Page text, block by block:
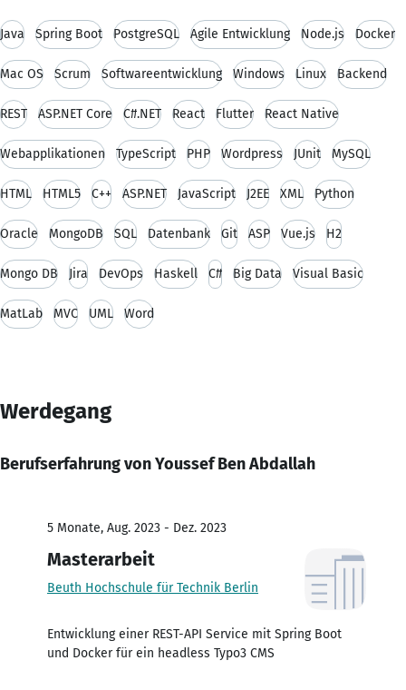
Java Spring Boot PostgreSQL Agile Entwicklung Node.js Docker
Mac OS Scrum Softwareentwicklung Windows Linux Backend
REST ASP.NET Core C#.NET React Flutter React Native
Webapplikationen TypeScript PHP Wordpress JUnit MySQL
HTML HTML5 C++ ASP.NET JavaScript J2EE XML Python
Oracle MongoDB SQL Datenbank Git ASP Vue.js H2
Mongo DB Jira DevOps Haskell C# Big Data Visual Basic
MatLab MVC UML Word
Werdegang
Berufserfahrung von Youssef Ben Abdallah
5 Monate, Aug. 2023 - Dez. 2023
Masterarbeit
Beuth Hochschule für Technik Berlin
Entwicklung einer REST-API Service mit Spring Boot
und Docker für ein headless Typo3 CMS